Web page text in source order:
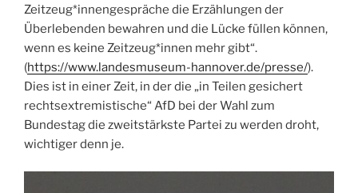
Zeitzeug*innengespräche die Erzählungen der
Überlebenden bewahren und die Lücke füllen können,
wenn es keine Zeitzeug*innen mehr gibt“.
(https://www.landesmuseum-hannover.de/presse/).
Dies ist in einer Zeit, in der die „in Teilen gesichert
rechtsextremistische“ AfD bei der Wahl zum
Bundestag die zweitstärkste Partei zu werden droht,
wichtiger denn je.